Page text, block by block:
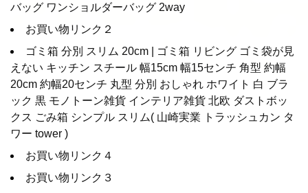
バッグ ワンショルダーバッグ 2way
お買い物リンク２
ゴミ箱 分別 スリム 20cm | ゴミ箱 リビング ゴミ袋が見
えない キッチン スチール 幅15cm 幅15センチ 角型 約幅
20cm 約幅20センチ 丸型 分別 おしゃれ ホワイト 白 ブラ
ック 黒 モノトーン雑貨 インテリア雑貨 北欧 ダストボッ
クス ごみ箱 シンプル スリム( 山崎実業 トラッシュカン タ
ワー tower )
お買い物リンク４
お買い物リンク３